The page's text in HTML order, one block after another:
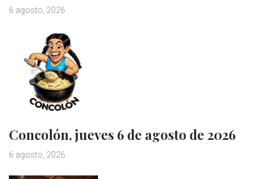
6 agosto, 2026
Concolón, jueves 6 de agosto de 2026
6 agosto, 2026